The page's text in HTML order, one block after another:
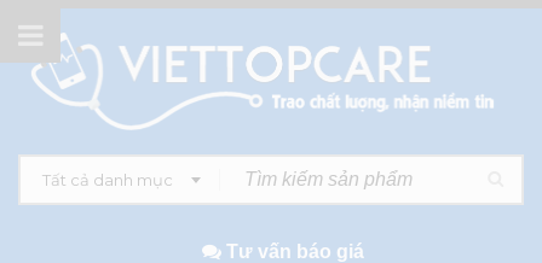
Tất cả danh mục
Tư vấn báo giá